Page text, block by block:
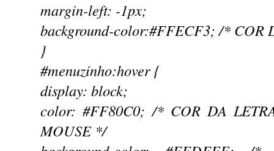
margin-left: -1px;
background-color:#FFECF3; /* COR
}
#menuzinho:hover {
display: block;
color: #FF80C0; /* COR DA
MOUSE */